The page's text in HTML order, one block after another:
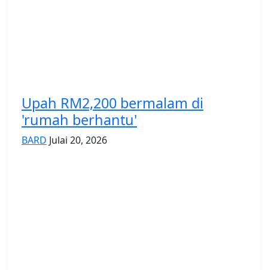
Upah RM2,200 bermalam di
'rumah berhantu'
BARD Julai 20, 2026